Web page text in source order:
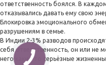
ответственность боялся. В
отказывались давать ему свою
Блокировка эмоционального
разрушениям в семье.
В Индии 2-3% разводов
себя ответственность, он или не
него какие-то серьёзные